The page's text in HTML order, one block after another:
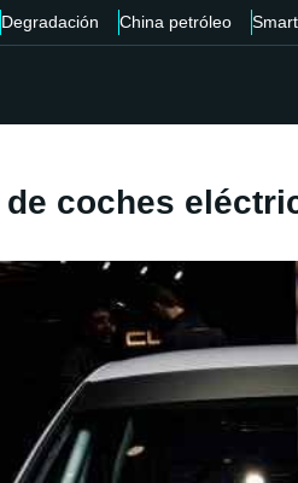
Degradación China petróleo Smart
coches